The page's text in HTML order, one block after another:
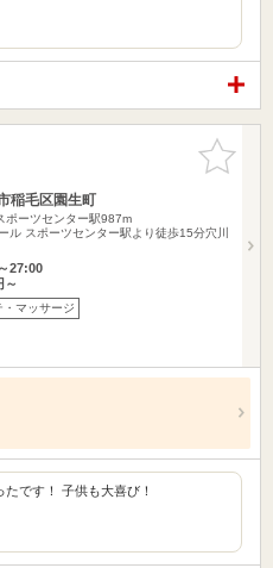
お気に入
りに追加
稲毛区園生町
ポーツセンター駅987m
ル スポーツセンター駅より徒歩15分穴川
27:00
～
・マッサージ
です！ 子供も大喜び！